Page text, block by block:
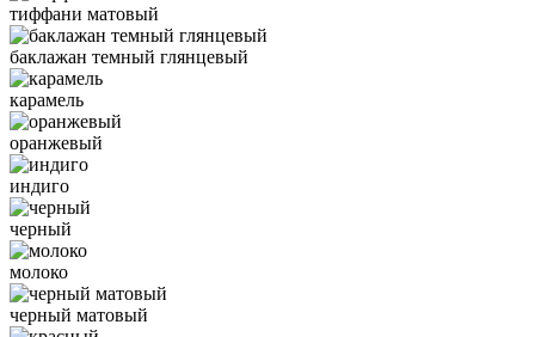
тиффани матовый
баклажан темный глянцевый
карамель
оранжевый
индиго
черный
молоко
черный матовый